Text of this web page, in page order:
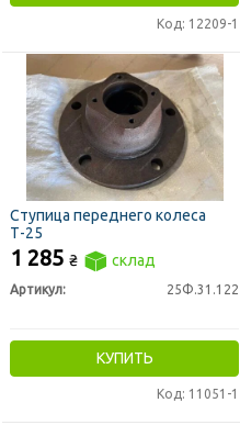
Код: 12209-1
Ступица переднего колеса
Т-25
1 285 ₴ склад
Артикул: 25Ф.31.122
КУПИТЬ
Код: 11051-1